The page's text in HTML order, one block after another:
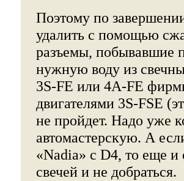
Поэтому по
удалить с помощью
разъемы, побывавшие
нужную воду из
3S-FE или 4А-FE
двигателями 3S-FSE
не пройдет. Надо уже
автомастерскую. А
«Nadia» с D4, то еще и
свечей и не добраться.